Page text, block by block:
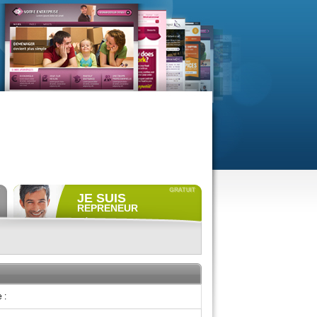
JE SUIS
REPRENEUR
Déposer gratuitementune
ACCÈS REPRENEUR
: